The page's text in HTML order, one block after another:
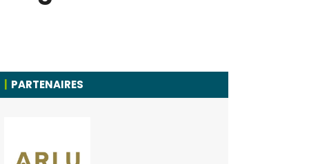
PARTENAIRES